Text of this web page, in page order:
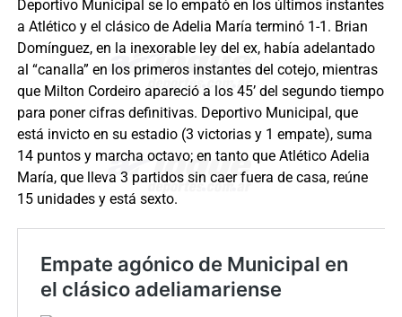
Deportivo Municipal se lo empató en los últimos instantes
a Atlético y el clásico de Adelia María terminó 1-1. Brian
Domínguez, en la inexorable ley del ex, había adelantado
al “canalla” en los primeros instantes del cotejo, mientras
que Milton Cordeiro apareció a los 45’ del segundo tiempo
para poner cifras definitivas. Deportivo Municipal, que
está invicto en su estadio (3 victorias y 1 empate), suma
14 puntos y marcha octavo; en tanto que Atlético Adelia
María, que lleva 3 partidos sin caer fuera de casa, reúne
15 unidades y está sexto.